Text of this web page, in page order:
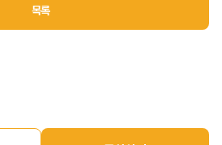
목록